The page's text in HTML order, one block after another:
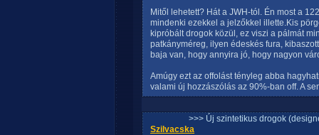
Mitől lehetett? Hát a JWH-tól. Én most a
mindenki ezekkel a jelzőkkel illette.Kis
kipróbált drogok közül, ez viszi a pálmát
patkányméreg, ilyen édeskés fura,
baja van, hogy annyira jó, hogy nagyon
Amúgy ezt az offolást tényleg abba
valami új hozzászólás az 90%-ban off. A
>>> Új szintetikus drogok
Szilvacska